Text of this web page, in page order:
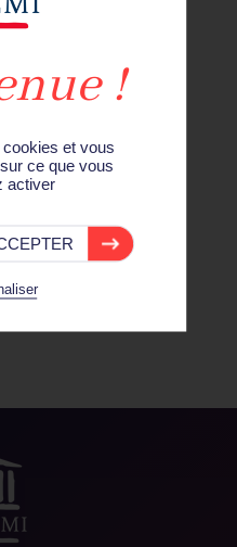
cybercrime
la Sécurité et
Daniel
et vous
ce que vous
activer